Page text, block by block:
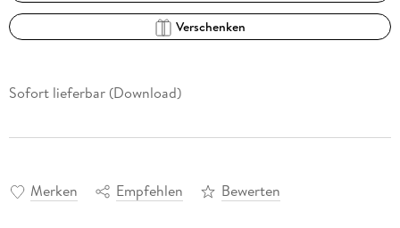
Verschenken
Sofort lieferbar (Download)
Merken Empfehlen Bewerten